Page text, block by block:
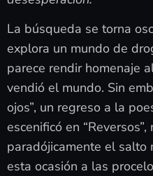
La búsqueda se torna
explora un mundo de
parece rendir homenaje
vendió el mundo. Sin
ojos”, un regreso a la
escenificó en
paradójicamente el salto
esta ocasión a las